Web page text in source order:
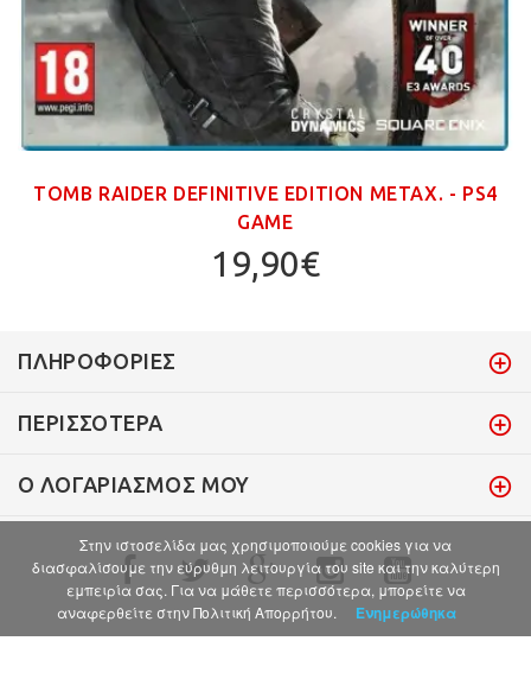
TOMB RAIDER DEFINITIVE EDITION ΜΕΤΑΧ. - PS4
GAME
19,90€
ΠΛΗΡΟΦΟΡΊΕΣ
ΠΕΡΙΣΣΌΤΕΡΑ
Ο ΛΟΓΑΡΙΑΣΜΌΣ ΜΟΥ
Στην ιστοσελίδα μας χρησιμοποιούμε cookies για να
διασφαλίσουμε την εύρυθμη λειτουργία του site και την καλύτερη
εμπειρία σας. Για να μάθετε περισσότερα, μπορείτε να
αναφερθείτε στην Πολιτική Απορρήτου.
Ενημερώθηκα